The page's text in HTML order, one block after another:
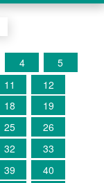
4
5
11
12
18
19
25
26
32
33
39
40